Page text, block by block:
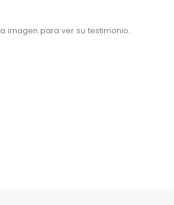
imagen para ver su testimonio.